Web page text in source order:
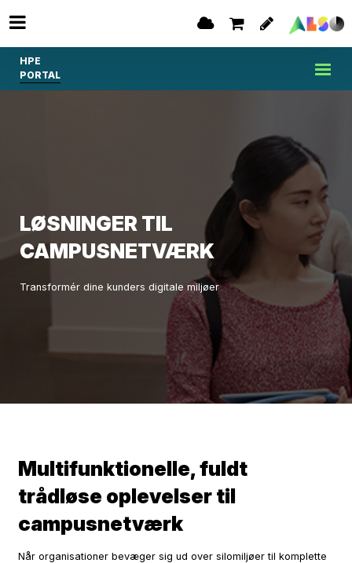
HPE
PORTAL
LØSNINGER TIL
CAMPUSNETVÆRK
Transformér dine kunders digitale miljøer
Multifunktionelle, fuldt
trådløse oplevelser til
campusnetværk
Når organisationer bevæger sig ud over silomiljøer til komplette